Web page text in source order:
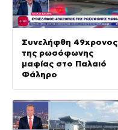
Συνελήφθη 49χρονος
της ρωσόφωνης
μαφίας στο Παλαιό
Φάληρο